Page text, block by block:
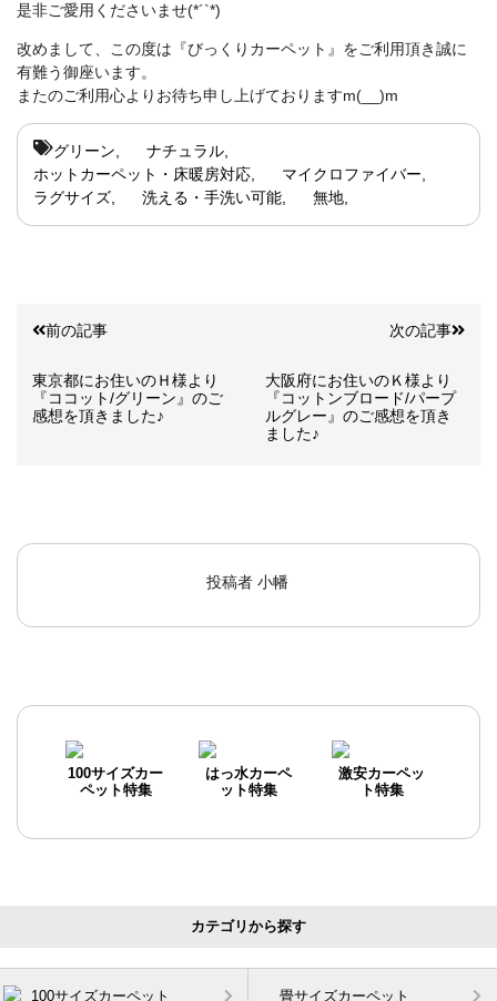
是非ご愛用くださいませ(*´`*)
改めまして、この度は『びっくりカーペット』をご利用頂き誠に
有難う御座います。
またのご利用心よりお待ち申し上げておりますm(__)m
グリーン
ナチュラル
ホットカーペット・床暖房対応
マイクロファイバー
ラグサイズ
洗える・手洗い可能 無地
前の記事
東京都にお住いのＨ様より
『ココット/グリーン』のご
感想を頂きました♪
次の記事
大阪府にお住いのＫ様より
『コットンブロード/パープ
ルグレー』のご感想を頂き
ました♪
投稿者小幡
100サイズカー
ペット特集
はっ水カーペ
ット特集
激安カーペッ
ト特集
カテゴリから探す
100サイズカーペット 畳サイズカーペット